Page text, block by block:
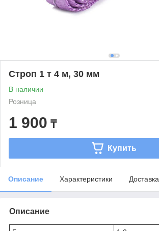
Строп 1 т 4 м, 30 мм
В наличии
Розница
1 900 ₸
Купить
Описание Характеристики Доставка
Описание